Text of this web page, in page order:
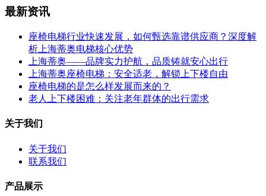
最新资讯
座椅电梯行业快速发展，如何甄选靠谱供应商？深度解
析上海蒂奥电梯核心优势
上海蒂奥——品牌实力护航，品质铸就安心出行
上海蒂奥座椅电梯：安全适老，解锁上下楼自由
座椅电梯的是怎么样发展而来的？
老人上下楼困难：关注老年群体的出行需求
关于我们
关于我们
联系我们
产品展示